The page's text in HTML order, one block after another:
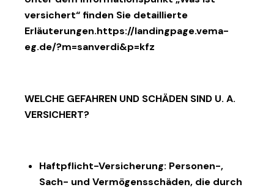
versichert“ finden Sie detaillierte
Erläuterungen.https://landingpage.vema-
eg.de/?m=sanverdi&p=kfz
WELCHE GEFAHREN UND SCHÄDEN SIND U. A.
VERSICHERT?
Haftpflicht-Versicherung: Personen-,
Sach- und Vermögensschäden, die durch